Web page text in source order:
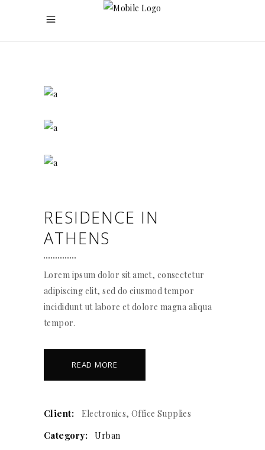
RESIDENCE IN
ATHENS
Lorem ipsum dolor sit amet, consectetur
adipiscing elit, sed do eiusmod tempor
incididunt ut labore et dolore magna aliqua
tempor.
READ MORE
Client: Electronics, Office Supplies
Category: Urban